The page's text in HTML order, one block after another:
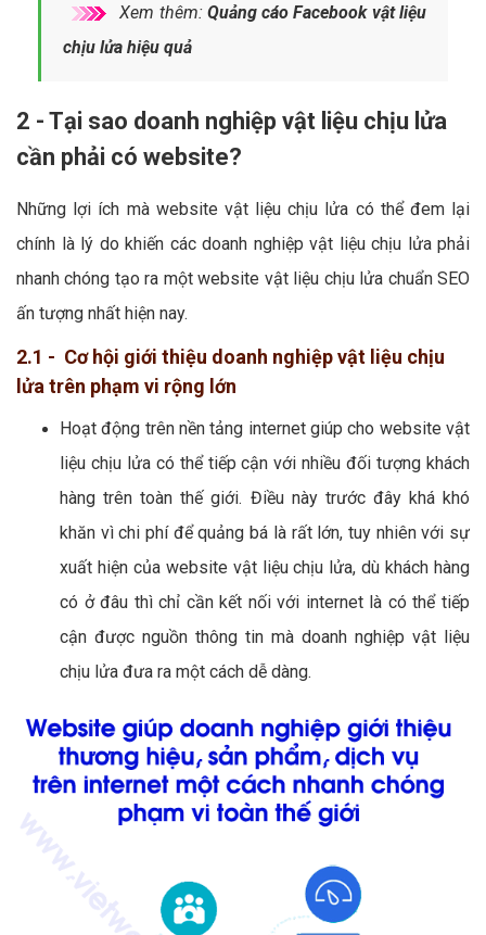
Xem thêm: Quảng cáo Facebook vật liệu
chịu lửa hiệu quả
2 - Tại sao doanh nghiệp vật liệu chịu lửa
cần phải có website?
Những lợi ích mà website vật liệu chịu lửa có thể đem lại
chính là lý do khiến các doanh nghiệp vật liệu chịu lửa phải
nhanh chóng tạo ra một website vật liệu chịu lửa chuẩn SEO
ấn tượng nhất hiện nay.
2.1 - Cơ hội giới thiệu doanh nghiệp vật liệu chịu
lửa trên phạm vi rộng lớn
Hoạt động trên nền tảng internet giúp cho website vật
liệu chịu lửa có thể tiếp cận với nhiều đối tượng khách
hàng trên toàn thế giới. Điều này trước đây khá khó
khăn vì chi phí để quảng bá là rất lớn, tuy nhiên với sự
xuất hiện của website vật liệu chịu lửa, dù khách hàng
có ở đâu thì chỉ cần kết nối với internet là có thể tiếp
cận được nguồn thông tin mà doanh nghiệp vật liệu
chịu lửa đưa ra một cách dễ dàng.